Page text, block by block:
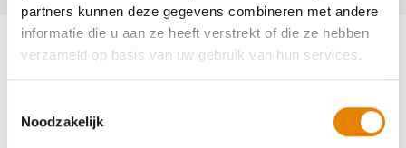
partners kunnen deze gegevens combineren met andere
informatie die u aan ze heeft verstrekt of die ze hebben
verzameld op basis van uw gebruik van hun services.
Noodzakelijk
Aankomende wandeltochten van deze
club